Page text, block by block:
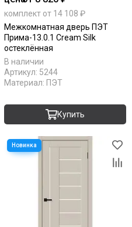
комплект от 14 108 ₽
Межкомнатная дверь ПЭТ
Прима-13.0.1 Cream Silk
остеклённая
В наличии
Артикул: 5244
Материал: ПЭТ
Купить